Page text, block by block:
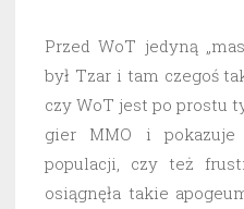
Przed WoT jedyną
był Tzar i tam czegoś
czy WoT jest po prostu
gier MMO i
populacji, czy też
osiągnęła takie